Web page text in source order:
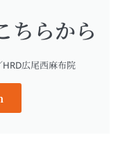
ちらから
広尾西麻布院